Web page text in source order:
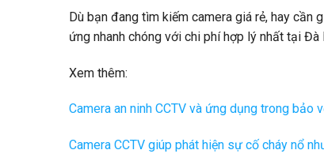
Dù bạn đang tìm kiếm camera giá rẻ, hay
ứng nhanh chóng với chi phí hợp lý nhất tại Đà
Xem thêm:
Camera an ninh CCTV và ứng dụng trong bảo
Camera CCTV giúp phát hiện sự cố cháy nổ